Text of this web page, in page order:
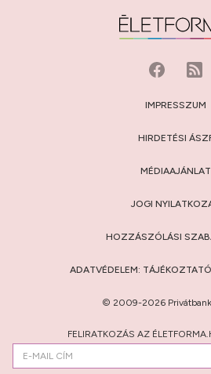
IMPRESSZUM
HIRDETÉSI
MÉDIAAJÁNLAT
JOGI
HOZZÁSZÓLÁSI
ADATVÉDELEM: TÁJÉKOZTATÓ
© 2009-2026
FELIRATKOZÁS AZ